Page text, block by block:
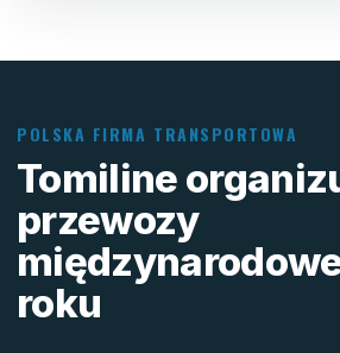
POLSKA FIRMA TRANSPORTOWA
Tomiline
przewozy
roku